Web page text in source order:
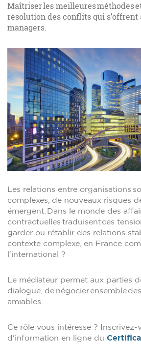
Maîtriser les meilleures méthodes
résolution des conflits qui
managers.
Les relations entre organisations
complexes, de nouveaux risques
émergent. Dans le monde des
contractuelles traduisent ces
garder ou rétablir des relations
contexte complexe, en France
l’international ?
Le médiateur permet aux parties
dialogue, de négocier ensemble
amiables.
Ce rôle vous intéresse ? Inscrivez-
d'information en ligne du